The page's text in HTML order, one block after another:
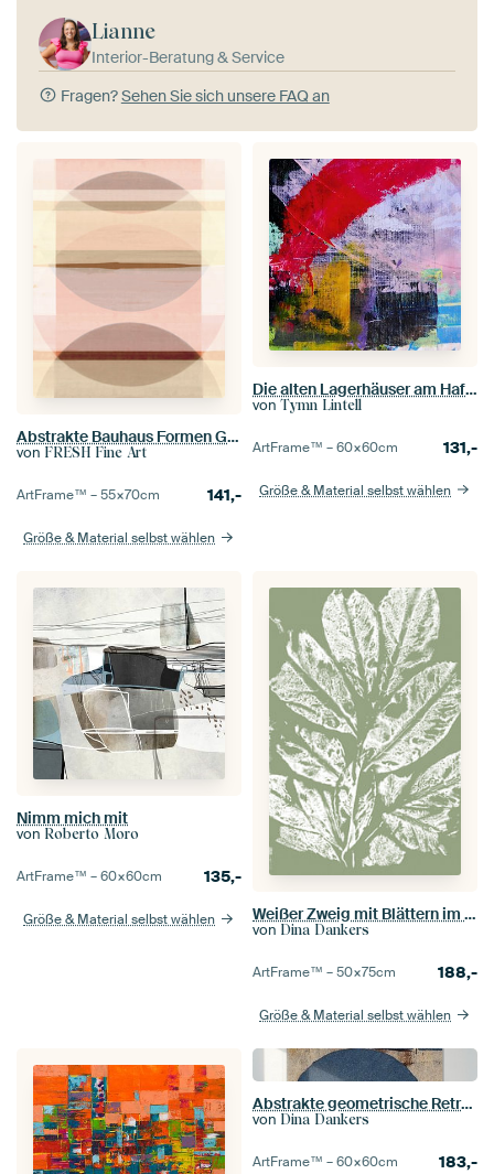
Lianne
Interior-Beratung & Service
Fragen?Sehen Sie sich unsere FAQ an
Abstrakte Bauhaus Formen Geometrie Warme Farben
von FRESH Fine Art
ArtFrame™ –55×70cm 141,-
Größe & Material selbst wählen
Die alten Lagerhäuser am Hafen
von Tymn Lintell
ArtFrame™ –60×60cm 131,-
Größe & Material selbst wählen
Nimm mich mit
von Roberto Moro
ArtFrame™ –60×60cm 135,-
Größe & Material selbst wählen Weißer Zweig mit Blättern im Retro-Stil. Moderne botanische minimalistische Kunst in Pastell Salbeig
von Dina Dankers
ArtFrame™ –50×75cm 188,-
Größe & Material selbst wählen
Abstrakte geometrische Retro-Formen in Blau, Beige, Weiß und Rostbraun
von Dina Dankers
ArtFrame™ –60×60cm 183,-